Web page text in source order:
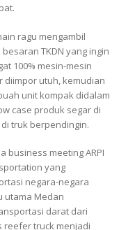
ragu mengambil
TKDN yang ingin
100% mesin-mesin
utuh, kemudian
unit kompak didalam
case produk segar di
truk berpendingin.
business meeting ARPI
yang
negara-negara
utama Medan
darat dari
reefer truck menjadi